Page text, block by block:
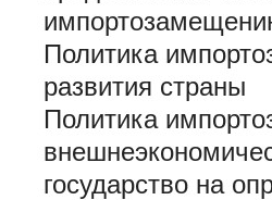
Политика
развития страны
Политика
государство на